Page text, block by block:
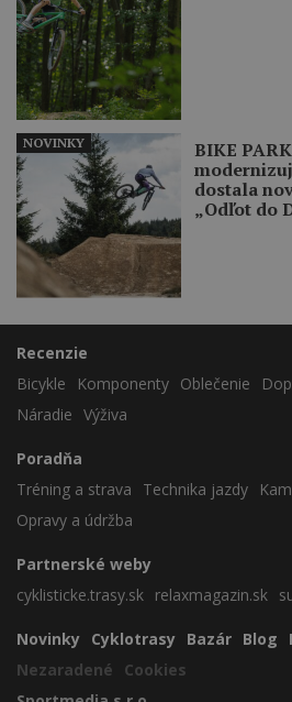
BIKE
dostala
„Odľot do
NOVINKY
Recenzie
Bicykle
Komponenty Oblečenie
Náradie Výživa
Poradňa
Tréning a strava
Technika jazdy
Opravy a údržba
Partnerské weby
cyklisticke.trasy.sk relaxmagazin.sk
Novinky Cyklotrasy Bazár Blog
Nezaradené
Cookies